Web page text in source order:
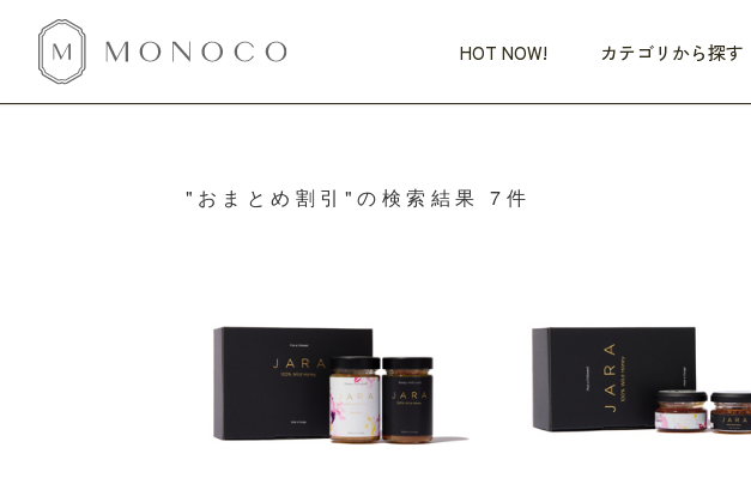
HOT NOW!
HOT NOW!
新商品
特集一覧
アウトレット
カテゴリから探す
CATEGORY インテリア
インテリア雑貨
ベランダ・庭
インテリア／その他
美容・健康家電
オーディオ家電
1,000円未満 1,000円 - 3,000円
SCENE GIFTS
気のきく手土産
毎日使ってね
いつも清潔
じぶんメンテナンス
おうちエクササイズ
"おまとめ割引"の検索結果 7件